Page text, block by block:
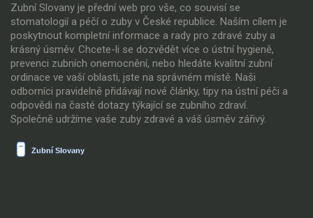
Zubní Slovany je přední web pro vše, co souvisí se
stomatologií a péčí o zuby v České republice. Naším cílem je
poskytnout kompletní informace a rady pro zdravé zuby a
krásný úsměv. Chcete-li se dozvědět více o ústní hygieně,
prevenci zubních onemocnění, nebo hledáte kvalitní zubní
ordinace ve vaší oblasti, jste na správném místě. Naši
odborníci pravidelně přidávají nové články, tipy na ústní péči a
odpovědi na časté dotazy týkající se zubního zdraví.
Společně udržíme vaše zuby zdravé a váš úsměv zářivý.